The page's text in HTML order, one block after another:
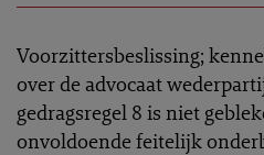
Voorzittersbeslissing;
over de advocaat
gedragsregel 8 is niet
onvoldoende feitelijk